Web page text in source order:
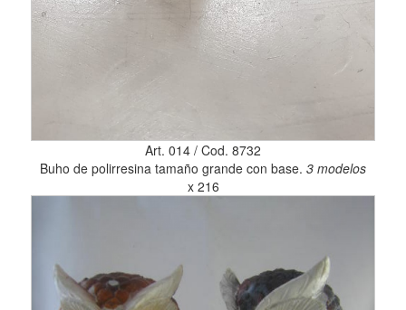
Art. 014 / Cod. 8732
Buho de polirresina tamaño grande con base. 3 modelos
x 216